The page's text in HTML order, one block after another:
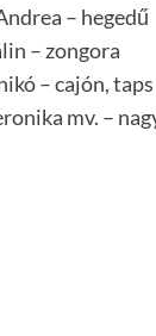
– hegedű
– zongora
– cajón, taps
mv. –